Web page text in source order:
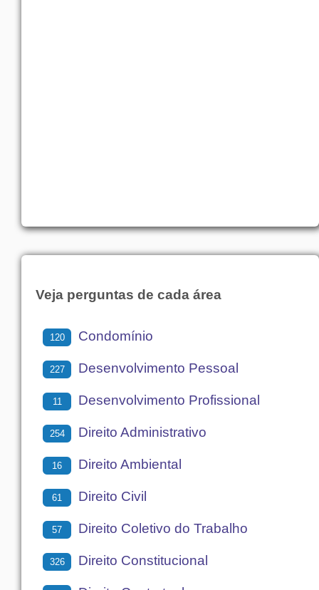
Veja perguntas de cada área
120 Condomínio
227 Desenvolvimento Pessoal
11 Desenvolvimento Profissional
254 Direito Administrativo
16 Direito Ambiental
61 Direito Civil
57 Direito Coletivo do Trabalho
326 Direito Constitucional